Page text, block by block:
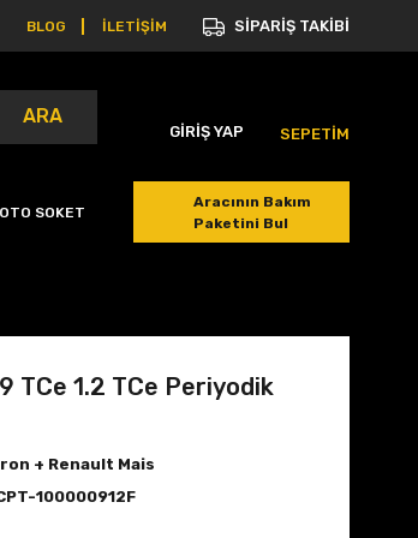
BLOG İLETİŞİM SİPARİŞ TAKİBİ
ARA
GİRİŞ YAP SEPETİM
OTO SOKET
Aracının Bakım
Paketini Bul
TCe 1.2 TCe Periyodik
+ Renault Mais
100000912F